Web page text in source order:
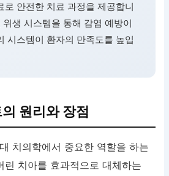
로 안전한 치료 과정을 제공합니
생 시스템을 통해 감염 예방이
시스템이 환자의 만족도를 높입
원리와 장점
치의학에서 중요한 역할을 하는
린 치아를 효과적으로 대체하는